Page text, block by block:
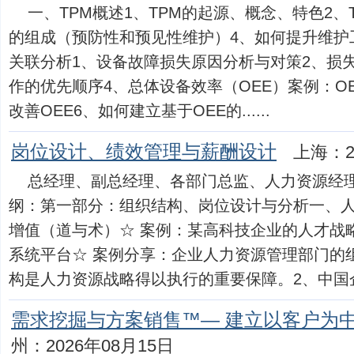
一、TPM概述1、TPM的起源、概念、特色2
的组成（预防性和预见性维护）4、如何提升维
关联分析1、设备故障损失原因分析与对策2、损
作的优先顺序4、总体设备效率（OEE）案例：
改善OEE6、如何建立基于OEE的......
岗位设计、绩效管理与薪酬设计 上海：
总经理、副总经理、各部门总监、人力资源经
纲：第一部分：组织结构、岗位设计与分析一、
增值（道与术）☆ 案例：某高科技企业的人才战
系统平台☆ 案例分享：企业人力资源管理部门的
构是人力资源战略得以执行的重要保障。2、中
需求挖掘与方案销售™— 建立以客户为
州：2026年08月15日